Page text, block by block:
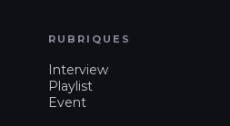
RUBRIQUES
Interview
Playlist
Event